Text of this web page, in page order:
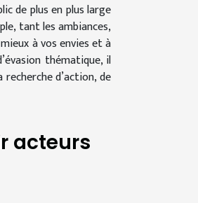
de plus en plus large
tant les ambiances,
à vos envies et à
thématique, il
d’action, de
acteurs